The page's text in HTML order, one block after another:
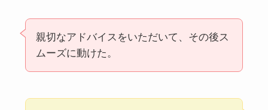
親切なアドバイスをいただいて、その後ス
ムーズに動けた。